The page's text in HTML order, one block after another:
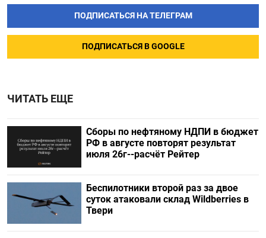
ПОДПИСАТЬСЯ НА ТЕЛЕГРАМ
ПОДПИСАТЬСЯ В GOOGLE
ЧИТАТЬ ЕЩЕ
Сборы по нефтяному НДПИ в бюджет
РФ в августе повторят результат
июля 26г--расчёт Рейтер
Беспилотники второй раз за двое
суток атаковали склад Wildberries в
Твери